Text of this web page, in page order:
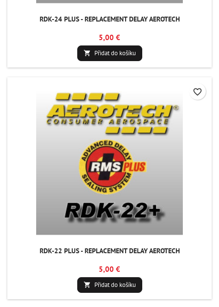
RDK-24 PLUS - REPLACEMENT DELAY AEROTECH
5,00 €
 Přidat do košíku
RDK-22 PLUS - REPLACEMENT DELAY AEROTECH
5,00 €
 Přidat do košíku
favorite_border